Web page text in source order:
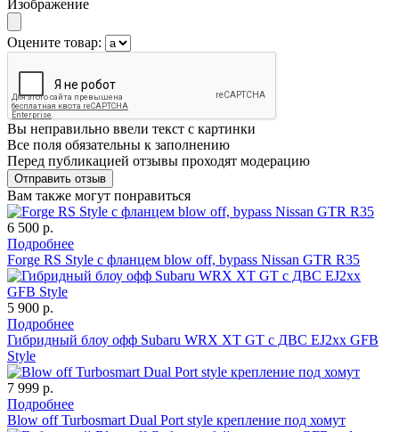
Изображение
Оцените товар:
Вы неправильно ввели текст с картинки
Все поля обязательны к заполнению
Перед публикацией отзывы проходят модерацию
Вам также могут понравиться
6 500 р.
Подробнее
Forge RS Style с фланцем blow off, bypass Nissan GTR R35
5 900 р.
Подробнее
Гибридный блоу офф Subaru WRX XT GT с ДВС EJ2xx GFB
Style
7 999 р.
Подробнее
Blow off Turbosmart Dual Port style крепление под хомут